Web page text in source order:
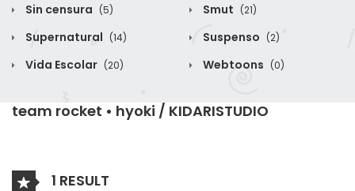
Sin censura (5) Smut (21)
Supernatural (14) Suspenso (2)
Vida Escolar (20) Webtoons (0)
team rocket • hyoki / KIDARISTUDIO
1 RESULT